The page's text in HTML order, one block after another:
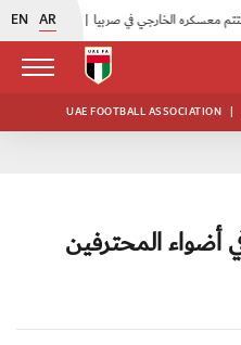
EN AR اتحاد الكرة يُنظم ورشة عمل للمراقبين المعتمدين |
UAE FOOTBALL ASSOCIATION |
أضواء المحترفين